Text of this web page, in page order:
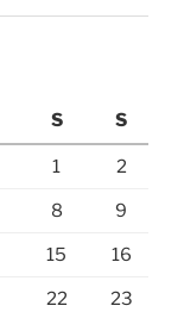
S S
1 2
8 9
15 16
22 23